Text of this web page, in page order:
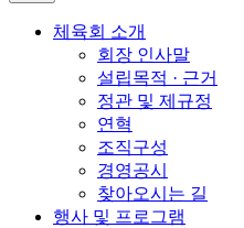
체육회 소개
회장 인사말
설립목적 · 근거
정관 및 제규정
연혁
조직구성
경영공시
찾아오시는 길
행사 및 프로그램